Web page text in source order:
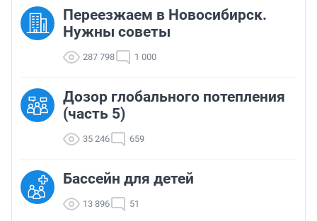
Переезжаем в Новосибирск.
Нужны советы
287 798 1 000
Дозор глобального потепления
(часть 5)
35 246 659
Бассейн для детей
13 896 51